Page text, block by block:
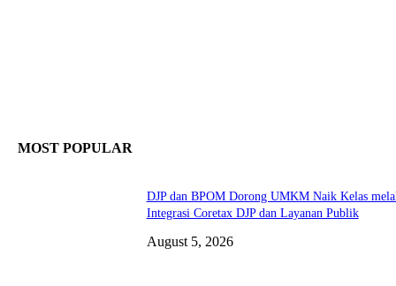
MOST POPULAR
DJP dan BPOM Dorong UMKM Naik Kelas
Integrasi Coretax DJP dan Layanan Publik
August 5, 2026